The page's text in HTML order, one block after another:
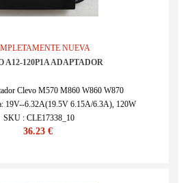
NUEVA
A12-120P1A ADAPTADOR
Clevo M570 M860 W860 W870
19V--6.32A(19.5V 6.15A/6.3A), 120W
SKU : CLE17338_10
36.23 €